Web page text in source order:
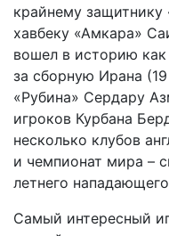
крайнему
хавбеку «Амкара»
вошел в историю
за сборную Ирана
«Рубина» Сердару
игроков Курбана
несколько клубов
и чемпи­онат мира –
летнего
Самый интересный